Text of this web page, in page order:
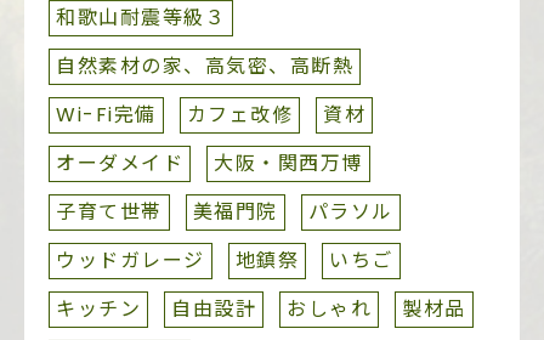
和歌山耐震等級３
自然素材の家、高気密、高断熱
Wi-Fi完備
カフェ改修
資材
オーダメイド
大阪・関西万博
子育て世帯
美福門院
パラソル
ウッドガレージ
地鎮祭
いちご
キッチン
自由設計 おしゃれ
製材品